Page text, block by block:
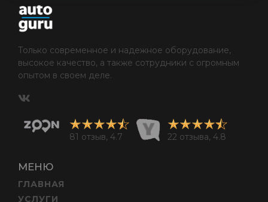
Только современное и надежное оборудование,
высокое качество, а также сотрудники с огромным
опытом в своем деле.
81 отзыв, 4.7 22 отзыва, 4.8
МЕНЮ
ГЛАВНАЯ
УСЛУГИ